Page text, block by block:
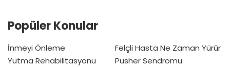
Popüler Konular
İnmeyi Önleme
Yutma Rehabilitasyonu
Felçli Hasta Ne Zaman Yürür
Pusher Sendromu